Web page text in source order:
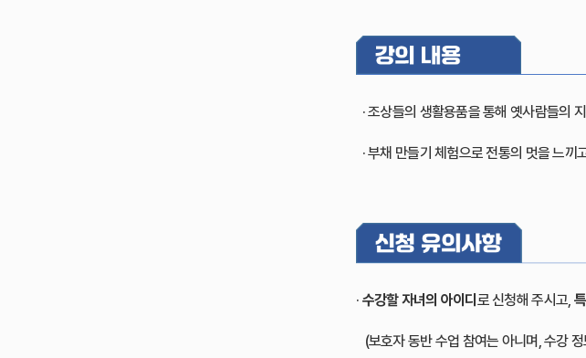
· 조상들의 생활용품을 통해 옛사람들의
· 부채 만들기 체험으로 전통의 멋을 느
· 수강할 자녀의 아이디 로 신청해 주시고,
(보호자 동반 수업 참여는 아니며, 수강